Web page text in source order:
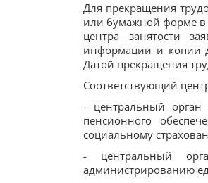
Для прекращения
или бумажной форме в
центра занятости
информации и копии
Датой прекращения
Соответствующий
- центральный орган
пенсионного
социальному
- центральный
администрированию